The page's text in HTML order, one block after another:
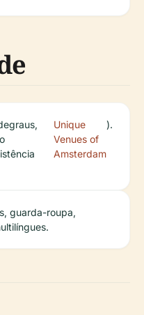
Unique
Venues of
Amsterdam
).
guarda-roupa,